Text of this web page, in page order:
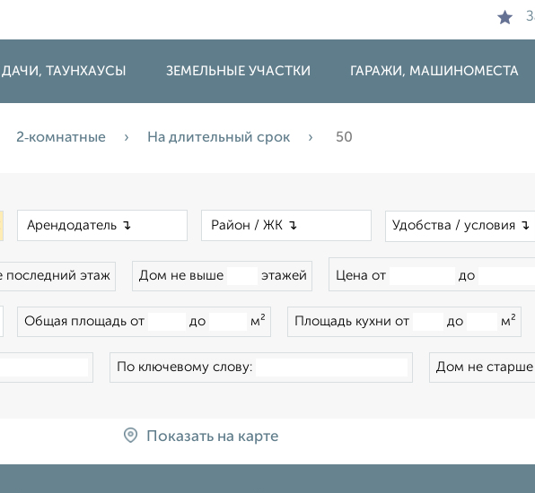
ТАУНХАУСЫ ЗЕМЕЛЬНЫЕ УЧАСТКИ ГАРАЖИ, МАШИНОМЕСТА
2‑комнатные На длительный срок 50
Удобства / условия ↴
последний этаж Дом не выше этажей Цена от до
Общая площадь от до м² Площадь кухни от до м²
По ключевому слову: Дом не старше
Показать на карте